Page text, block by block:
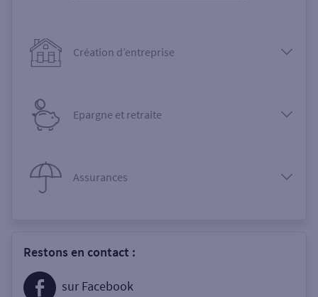
Création d’entreprise
Epargne et retraite
Assurances
Restons en contact :
sur Facebook